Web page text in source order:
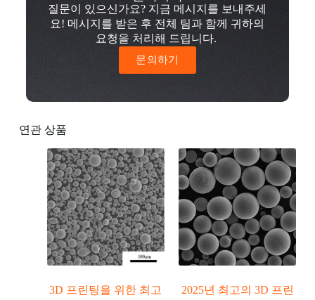
질문이 있으신가요? 지금 메시지를 보내주세
요! 메시지를 받은 후 전체 팀과 함께 귀하의
요청을 처리해 드립니다.
문의하기
연관 상품
3D 프린팅을 위한 최고
2025년 최고의 3D 프린